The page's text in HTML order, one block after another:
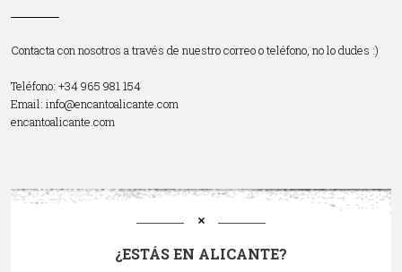
Contacta con nosotros a través de nuestro correo o teléfono, no lo dudes :)
Teléfono: +34 965 981 154
Email: info@encantoalicante.com
encantoalicante.com
¿ESTÁS EN ALICANTE?